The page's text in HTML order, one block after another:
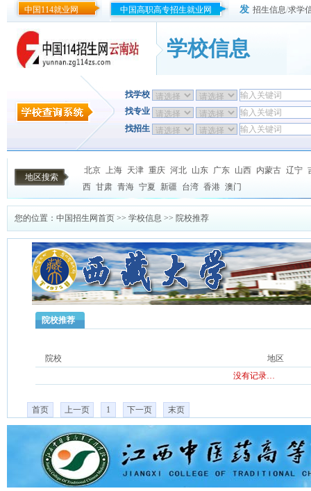
中国114就业网 中国高职高专招生就业网 发 招生信息/求学
学校信息
找学校
找专业
找招生
地区搜索
北京 上海 天津 重庆 河北 山东 广东 山西 内蒙古 辽宁
西 甘肃 青海 宁夏 新疆 台湾 香港 澳门
您的位置： 中国招生网首页 >> 学校信息 >> 院校推荐
院校推荐
院校
地区
没有记录…
首页 上一页 1 下一页 末页